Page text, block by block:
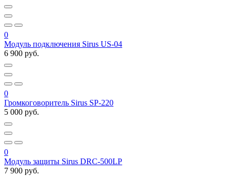
0
Модуль подключения Sirus US-04
6 900 руб.
0
Громкоговоритель Sirus SP-220
5 000 руб.
0
Модуль защиты Sirus DRC-500LP
7 900 руб.